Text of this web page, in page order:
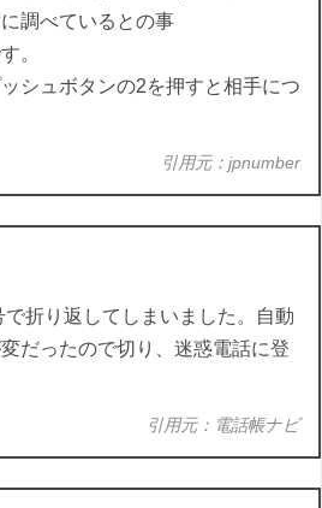
調べているとの事
。
シュボタンの2を押すと相手につ
引用元：jpnumber
折り返してしまいました。自動
だったので切り、迷惑電話に登
引用元：電話帳ナビ